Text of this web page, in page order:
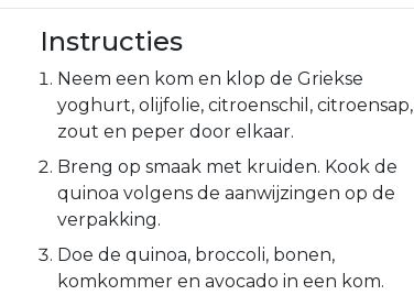
Instructies
Neem een kom en klop de Griekse
yoghurt, olijfolie, citroenschil, citroensap,
zout en peper door elkaar.
Breng op smaak met kruiden. Kook de
quinoa volgens de aanwijzingen op de
verpakking.
Doe de quinoa, broccoli, bonen,
komkommer en avocado in een kom.